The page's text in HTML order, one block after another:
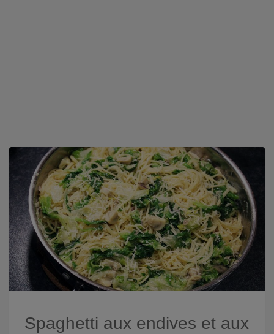
Spaghetti aux endives et aux